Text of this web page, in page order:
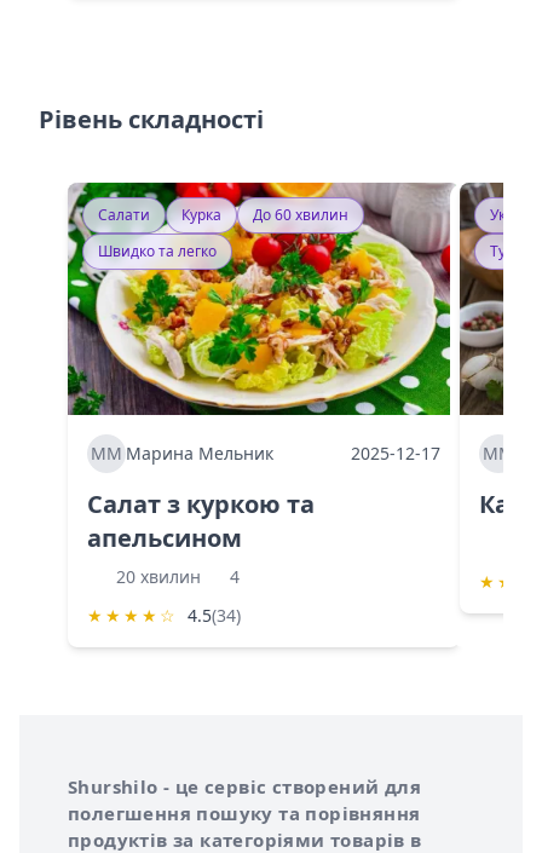
Рівень складності
Салати Курка
До 60 хвилин
Швидко та легко
ММ Марина Мельник 2025-12-17
Салат з куркою та
апельсином
20 хвилин
4
★ ★ ★ ★ ☆ 4.5(34)
ММ
★ ★
Про сервіс Shurshilo
Shurshilo - це сервіс створений для
полегшення пошуку та порівняння
продуктів за категоріями товарів в